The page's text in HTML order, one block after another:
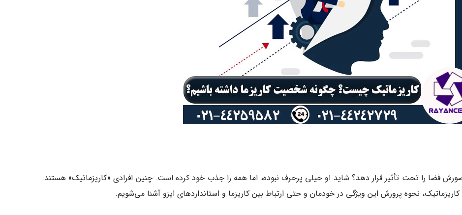
فضا را تحت تأثیر قرار دهد؟ شاید او خیلی پرحرف نبوده، اما همه را جذب خود کرده است. چنین افرادی «کاریزماتیک» هستند.
کاریزماتیک، نحوه پرورش این ویژگی در خودمان و حتی ارتباط بین کاریزما و استانداردهای ایزو آشنا می‌شویم.